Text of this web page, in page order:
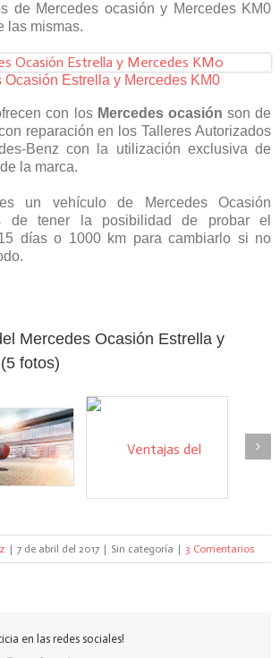
de Mercedes ocasión y Mercedes KM0
las mismas.
Ocasión Estrella y Mercedes KM0
con los Mercedes ocasión son de
reparación en los Talleres Autorizados
Benz con la utilización exclusiva de
la marca.
un vehículo de Mercedes Ocasión
de tener la posibilidad de probar el
días o 1000 km para cambiarlo si no
Mercedes Ocasión Estrella y
fotos)
| 7 de abril del 2017 | Sin categoría | 3 Comentarios
en las redes sociales!